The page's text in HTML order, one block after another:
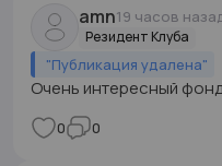
amn19 часов
Резидент Клуба
"Публикация удалена"
Очень интересный
0 0